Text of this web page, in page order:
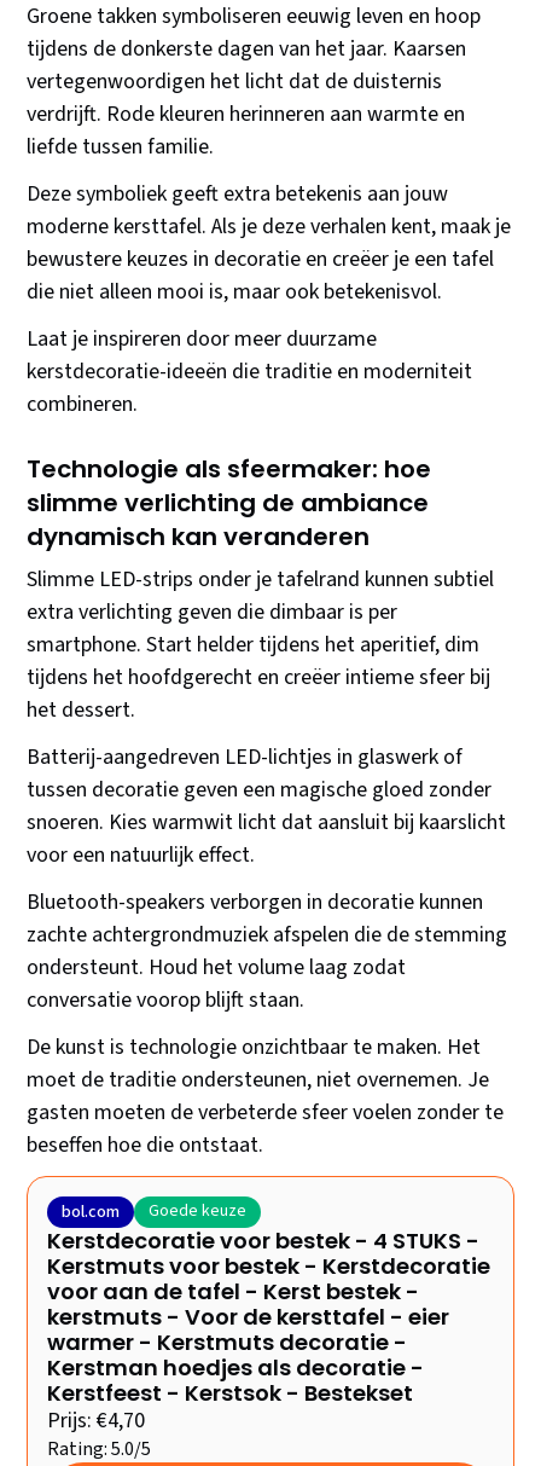
Groene takken symboliseren eeuwig leven en hoop
tijdens de donkerste dagen van het jaar. Kaarsen
vertegenwoordigen het licht dat de duisternis
verdrijft. Rode kleuren herinneren aan warmte en
liefde tussen familie.
Deze symboliek geeft extra betekenis aan jouw
moderne kersttafel. Als je deze verhalen kent, maak je
bewustere keuzes in decoratie en creëer je een tafel
die niet alleen mooi is, maar ook betekenisvol.
Laat je inspireren door meer duurzame
kerstdecoratie-ideeën die traditie en moderniteit
combineren.
Technologie als sfeermaker: hoe
slimme verlichting de ambiance
dynamisch kan veranderen
Slimme LED-strips onder je tafelrand kunnen subtiel
extra verlichting geven die dimbaar is per
smartphone. Start helder tijdens het aperitief, dim
tijdens het hoofdgerecht en creëer intieme sfeer bij
het dessert.
Batterij-aangedreven LED-lichtjes in glaswerk of
tussen decoratie geven een magische gloed zonder
snoeren. Kies warmwit licht dat aansluit bij kaarslicht
voor een natuurlijk effect.
Bluetooth-speakers verborgen in decoratie kunnen
zachte achtergrondmuziek afspelen die de stemming
ondersteunt. Houd het volume laag zodat
conversatie voorop blijft staan.
De kunst is technologie onzichtbaar te maken. Het
moet de traditie ondersteunen, niet overnemen. Je
gasten moeten de verbeterde sfeer voelen zonder te
beseffen hoe die ontstaat.
bol.com Goede keuze
Kerstdecoratie voor bestek - 4 STUKS -
Kerstmuts voor bestek - Kerstdecoratie
voor aan de tafel - Kerst bestek -
kerstmuts - Voor de kersttafel - eier
warmer - Kerstmuts decoratie -
Kerstman hoedjes als decoratie -
Kerstfeest - Kerstsok - Bestekset
Prijs: €4,70
Rating: 5.0/5